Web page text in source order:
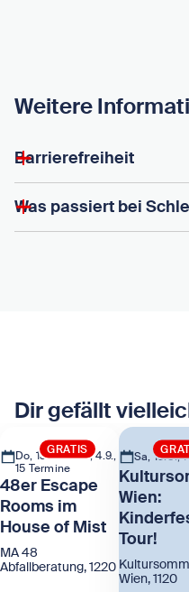
Weitere
Barrierefreiheit
Was passiert bei
Dir gefällt
GRATIS
Do, 13.8. bis Fr, 4.9.,
15 Termine
48er Escape
Rooms im
House of Mist
MA 48
Abfallberatung, 1220
Sa, 15.8.,
Wien:
Tour!
Wien, 1120